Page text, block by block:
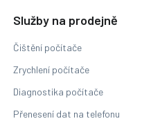
Služby na prodejně
Čištění počítače
Zrychlení počítače
Diagnostika počítače
Přenesení dat na telefonu